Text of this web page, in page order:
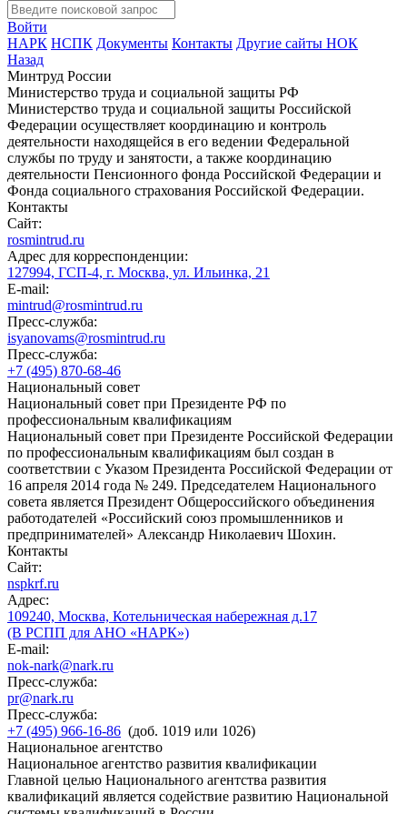
Войти
НАРК НСПК Документы Контакты Другие сайты НОК
Назад
Минтруд России
Министерство труда и социальной защиты РФ
Министерство труда и социальной защиты Российской
Федерации осуществляет координацию и контроль
деятельности находящейся в его ведении Федеральной
службы по труду и занятости, а также координацию
деятельности Пенсионного фонда Российской Федерации и
Фонда социального страхования Российской Федерации.
Контакты
Сайт:
rosmintrud.ru
Адрес для корреспонденции:
127994, ГСП-4, г. Москва, ул. Ильинка, 21
E-mail:
mintrud@rosmintrud.ru
Пресс-служба:
isyanovams@rosmintrud.ru
Пресс-служба:
+7 (495) 870-68-46
Национальный совет
Национальный совет при Президенте РФ по
профессиональным квалификациям
Национальный совет при Президенте Российской Федерации
по профессиональным квалификациям был создан в
соответствии с Указом Президента Российской Федерации от
16 апреля 2014 года № 249. Председателем Национального
совета является Президент Общероссийского объединения
работодателей «Российский союз промышленников и
предпринимателей» Александр Николаевич Шохин.
Контакты
Сайт:
nspkrf.ru
Адрес:
109240, Москва, Котельническая набережная д.17
(В РСПП для АНО «НАРК»)
E-mail:
nok-nark@nark.ru
Пресс-служба:
pr@nark.ru
Пресс-служба:
+7 (495) 966-16-86 (доб. 1019 или 1026)
Национальное агентство
Национальное агентство развития квалификации
Главной целью Национального агентства развития
квалификаций является содействие развитию Национальной